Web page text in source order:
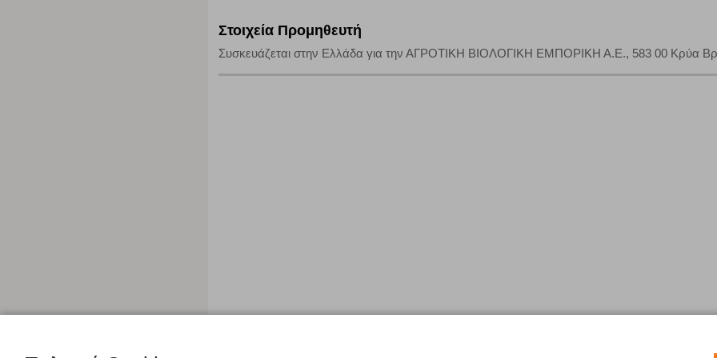
Στοιχεία Προμηθευτή
Συσκευάζεται στην Ελλάδα για την ΑΓΡΟΤΙΚΗ ΒΙΟΛΟΓΙΚΗ ΕΜΠΟΡΙΚΗ Α.Ε., 583 00 Κρύα